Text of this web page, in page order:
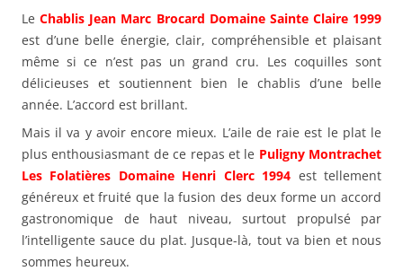
LeChablis Jean Marc Brocard Domaine Sainte Claire 1999
est d’une belle énergie, clair, compréhensible et plaisant
même si ce n’est pas un grand cru. Les coquilles sont
délicieuses et soutiennent bien le chablis d’une belle
année. L’accord est brillant.
Mais il va y avoir encore mieux. L’aile de raie est le plat le
plus enthousiasmant de ce repas et le Puligny Montrachet
Les Folatières Domaine Henri Clerc 1994 est tellement
généreux et fruité que la fusion des deux forme un accord
gastronomique de haut niveau, surtout propulsé par
l’intelligente sauce du plat. Jusque-là, tout va bien et nous
sommes heureux.